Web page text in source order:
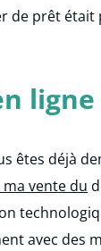
prêt était
ligne
êtes déjà
vente du
avec des